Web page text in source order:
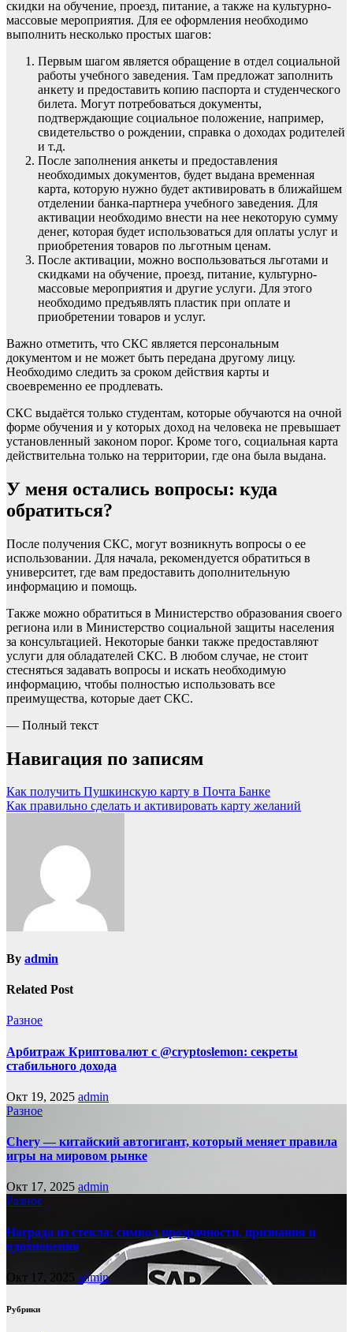
скидки на обучение, проезд, питание, а также на культурно-
массовые мероприятия. Для ее оформления необходимо
выполнить несколько простых шагов:
Первым шагом является обращение в отдел социальной
работы учебного заведения. Там предложат заполнить
анкету и предоставить копию паспорта и студенческого
билета. Могут потребоваться документы,
подтверждающие социальное положение, например,
свидетельство о рождении, справка о доходах родителей
и т.д.
После заполнения анкеты и предоставления
необходимых документов, будет выдана временная
карта, которую нужно будет активировать в ближайшем
отделении банка-партнера учебного заведения. Для
активации необходимо внести на нее некоторую сумму
денег, которая будет использоваться для оплаты услуг и
приобретения товаров по льготным ценам.
После активации, можно воспользоваться льготами и
скидками на обучение, проезд, питание, культурно-
массовые мероприятия и другие услуги. Для этого
необходимо предъявлять пластик при оплате и
приобретении товаров и услуг.
Важно отметить, что СКС является персональным
документом и не может быть передана другому лицу.
Необходимо следить за сроком действия карты и
своевременно ее продлевать.
СКС выдаётся только студентам, которые обучаются на очной
форме обучения и у которых доход на человека не превышает
установленный законом порог. Кроме того, социальная карта
действительна только на территории, где она была выдана.
У меня остались вопросы: куда
обратиться?
После получения СКС, могут возникнуть вопросы о ее
использовании. Для начала, рекомендуется обратиться в
университет, где вам предоставить дополнительную
информацию и помощь.
Также можно обратиться в Министерство образования своего
региона или в Министерство социальной защиты населения
за консультацией. Некоторые банки также предоставляют
услуги для обладателей СКС. В любом случае, не стоит
стесняться задавать вопросы и искать необходимую
информацию, чтобы полностью использовать все
преимущества, которые дает СКС.
— Полный текст
Навигация по записям
Как получить Пушкинскую карту в Почта Банке
Как правильно сделать и активировать карту желаний
By admin
Related Post
Разное
Арбитраж Криптовалют с @cryptoslemon: секреты
стабильного дохода
Окт 19, 2025 admin
Разное
Chery — китайский автогигант, который меняет правила
игры на мировом рынке
Окт 17, 2025 admin
Разное
Награда из стекла: символ прозрачности, признания и
вдохновения
Окт 17, 2025 admin
Рубрики